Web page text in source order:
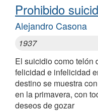
Prohibido
Alejandro Casona
1937
El suicidio como telón
felicidad e infelicidad
destino se muestra
en la primavera, con
deseos de gozar